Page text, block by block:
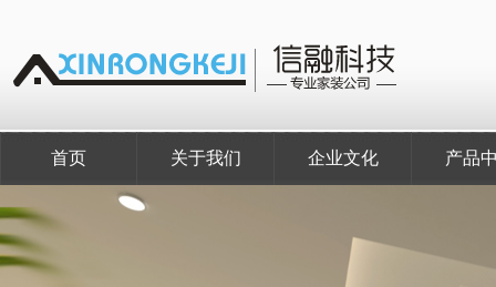
首页 关于我们 企业文化 产品